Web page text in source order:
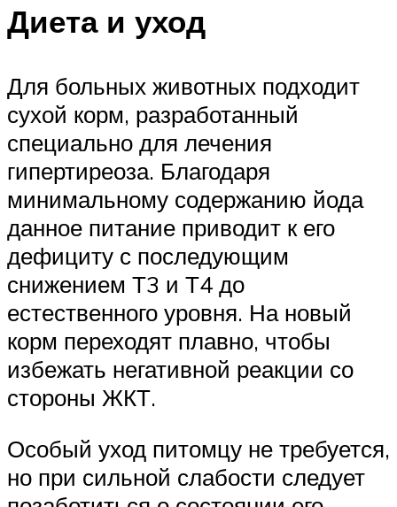
Диета и уход
Для больных животных подходит
сухой корм, разработанный
специально для лечения
гипертиреоза. Благодаря
минимальному содержанию йода
данное питание приводит к его
дефициту с последующим
снижением Т3 и Т4 до
естественного уровня. На новый
корм переходят плавно, чтобы
избежать негативной реакции со
стороны ЖКТ.
Особый уход питомцу не требуется,
но при сильной слабости следует